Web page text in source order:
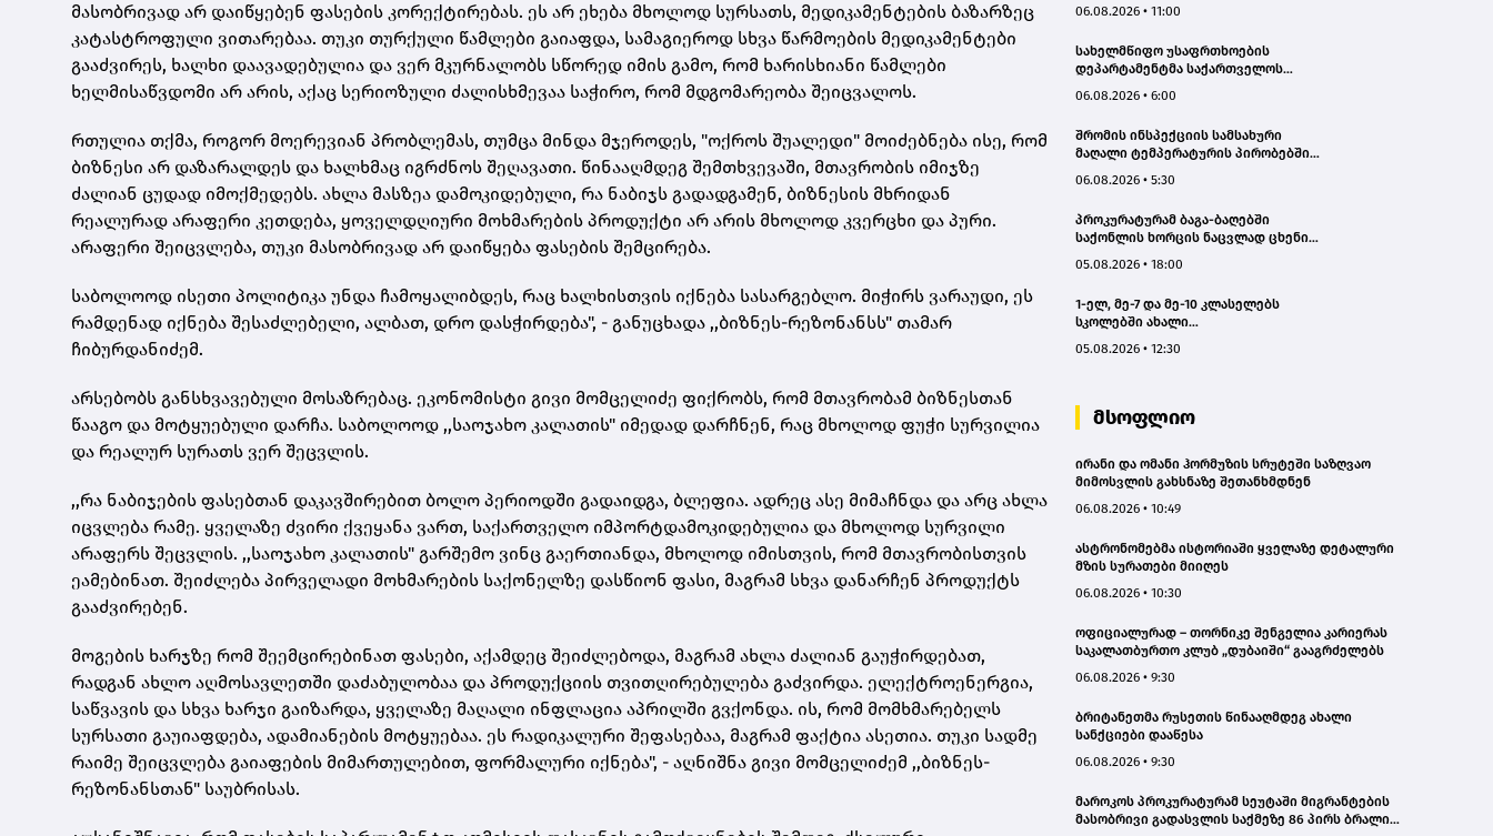
მასობრივად არ დაიწყებენ ფასების კორექტირებას. ეს არ ეხება მხოლოდ სურსათს, მედიკამენტების ბაზარზეც
კატასტროფული ვითარებაა. თუკი თურქული წამლები გაიაფდა, სამაგიეროდ სხვა წარმოების მედიკამენტები
გააძვირეს, ხალხი დაავადებულია და ვერ მკურნალობს სწორედ იმის გამო, რომ ხარისხიანი წამლები
ხელმისაწვდომი არ არის, აქაც სერიოზული ძალისხმევაა საჭირო, რომ მდგომარეობა შეიცვალოს.
რთულია თქმა, როგორ მოერევიან პრობლემას, თუმცა მინდა მჯეროდეს, "ოქროს შუალედი" მოიძებნება ისე, რომ
ბიზნესი არ დაზარალდეს და ხალხმაც იგრძნოს შეღავათი. წინააღმდეგ შემთხვევაში, მთავრობის იმიჯზე
ძალიან ცუდად იმოქმედებს. ახლა მასზეა დამოკიდებული, რა ნაბიჯს გადადგამენ, ბიზნესის მხრიდან
რეალურად არაფერი კეთდება, ყოველდღიური მოხმარების პროდუქტი არ არის მხოლოდ კვერცხი და პური.
არაფერი შეიცვლება, თუკი მასობრივად არ დაიწყება ფასების შემცირება.
საბოლოოდ ისეთი პოლიტიკა უნდა ჩამოყალიბდეს, რაც ხალხისთვის იქნება სასარგებლო. მიჭირს ვარაუდი, ეს
რამდენად იქნება შესაძლებელი, ალბათ, დრო დასჭირდება", - განუცხადა ,,ბიზნეს-რეზონანსს" თამარ
ჩიბურდანიძემ.
არსებობს განსხვავებული მოსაზრებაც. ეკონომისტი გივი მომცელიძე ფიქრობს, რომ მთავრობამ ბიზნესთან
წააგო და მოტყუებული დარჩა. საბოლოოდ ,,საოჯახო კალათის" იმედად დარჩნენ, რაც მხოლოდ ფუჭი სურვილია
და რეალურ სურათს ვერ შეცვლის.
,,რა ნაბიჯების ფასებთან დაკავშირებით ბოლო პერიოდში გადაიდგა, ბლეფია. ადრეც ასე მიმაჩნდა და არც ახლა
იცვლება რამე. ყველაზე ძვირი ქვეყანა ვართ, საქართველო იმპორტდამოკიდებულია და მხოლოდ სურვილი
არაფერს შეცვლის. ,,საოჯახო კალათის" გარშემო ვინც გაერთიანდა, მხოლოდ იმისთვის, რომ მთავრობისთვის
ეამებინათ. შეიძლება პირველადი მოხმარების საქონელზე დასწიონ ფასი, მაგრამ სხვა დანარჩენ პროდუქტს
გააძვირებენ.
მოგების ხარჯზე რომ შეემცირებინათ ფასები, აქამდეც შეიძლებოდა, მაგრამ ახლა ძალიან გაუჭირდებათ,
რადგან ახლო აღმოსავლეთში დაძაბულობაა და პროდუქციის თვითღირებულება გაძვირდა. ელექტროენერგია,
საწვავის და სხვა ხარჯი გაიზარდა, ყველაზე მაღალი ინფლაცია აპრილში გვქონდა. ის, რომ მომხმარებელს
სურსათი გაუიაფდება, ადამიანების მოტყუებაა. ეს რადიკალური შეფასებაა, მაგრამ ფაქტია ასეთია. თუკი სადმე
რაიმე შეიცვლება გაიაფების მიმართულებით, ფორმალური იქნება", - აღნიშნა გივი მომცელიძემ ,,ბიზნეს-
რეზონანსთან" საუბრისას.
სამოქმედო გეგმა – თამარ
06.08.2026 • 11:00
სახელმწიფო უსაფრთხოების
დეპარტამენტმა საქართველოს
საზიანოდ საბოტაჟის მუხლით
06.08.2026 • 6:00
შრომის ინსპექციის სამსახური
მაღალი ტემპერატურის პირობებში
მონიტორინგს მთელი ქვეყნის
06.08.2026 • 5:30
პროკურატურამ ბაგა-ბაღებში
საქონლის ხორცის ნაცვლად ცხენის
ბრალდება წარუდგინა
05.08.2026 • 18:00
1-ელ, მე-7 და მე-10 კლასელებს
სკოლებში ახალი
პროგრამები დახვდებათ - ასევე
ტელეფონების გამოყენება
იზღუდება
05.08.2026 • 12:30
მსოფლიო
ირანი და ომანი ჰორმუზის სრუტეში საზღვაო
მიმოსვლის გახსნაზე შეთანხმდნენ
06.08.2026 • 10:49
ასტრონომებმა ისტორიაში ყველაზე დეტალური
მზის სურათები მიიღეს
06.08.2026 • 10:30
ოფიციალურად – თორნიკე შენგელია კარიერას
საკალათბურთო კლუბ „დუბაიში“ გააგრძელებს
06.08.2026 • 9:30
ბრიტანეთმა რუსეთის წინააღმდეგ ახალი
სანქციები დააწესა
06.08.2026 • 9:30
მაროკოს პროკურატურამ სეუტაში მიგრანტების
მასობრივი გადასვლის საქმეზე 86 პირს ბრალი